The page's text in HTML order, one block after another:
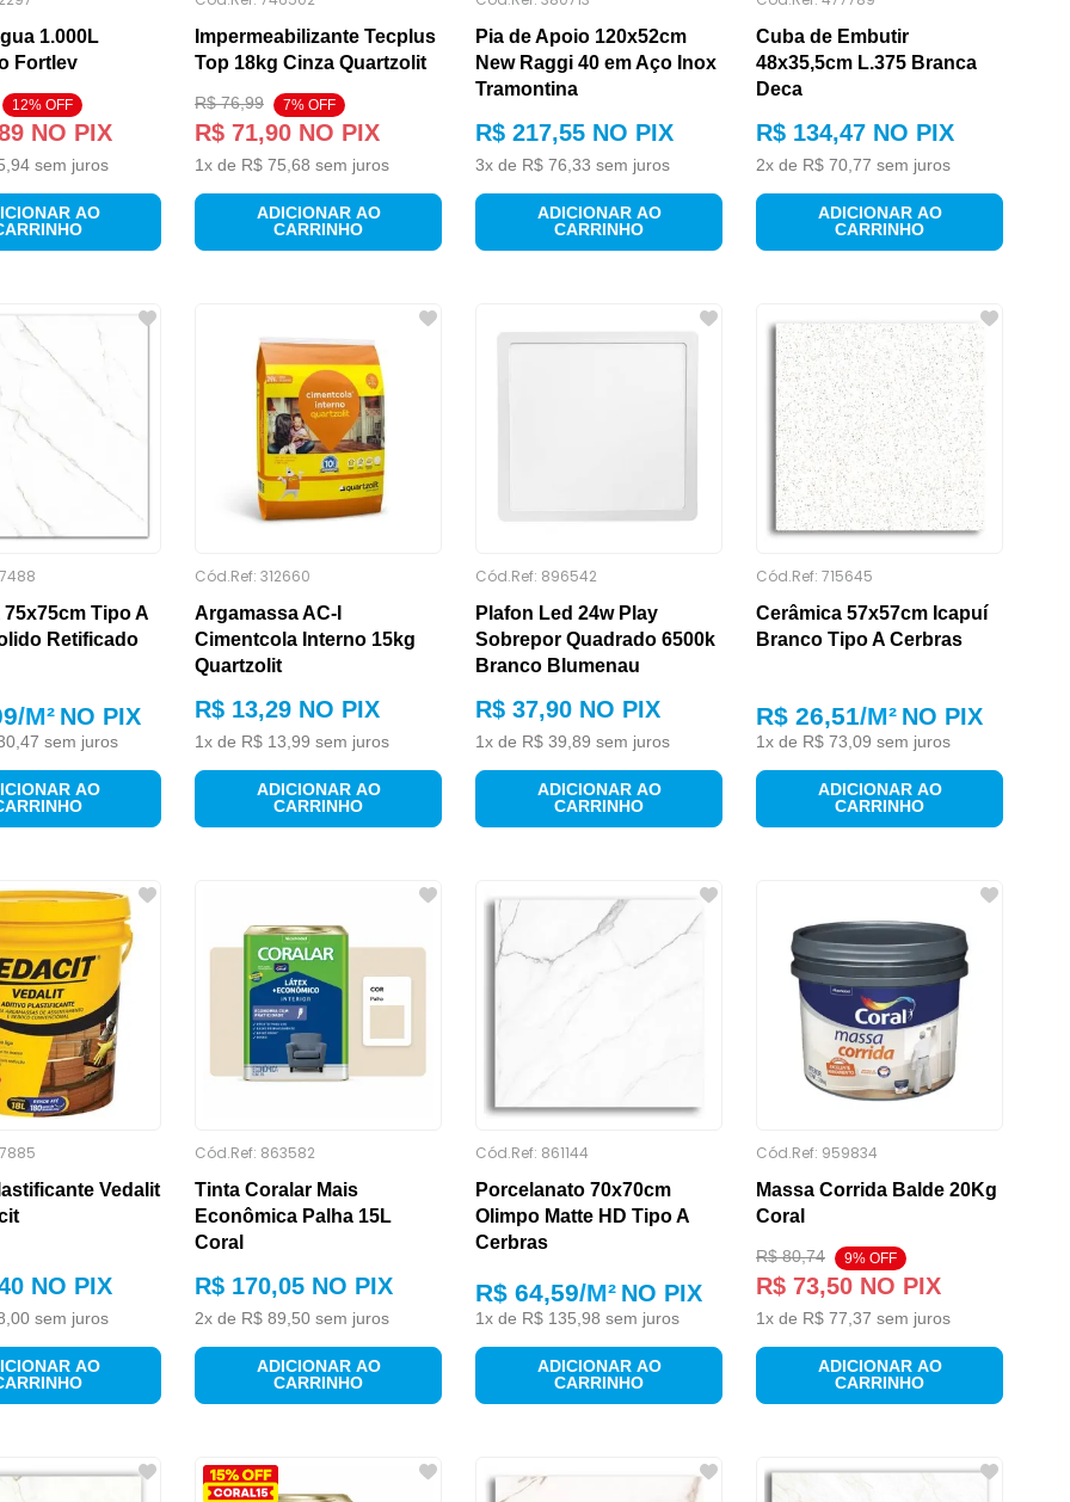
1.000L
Fortlev
12% OFF
NO PIX
94 sem juros
AO
Impermeabilizante Tecplus
Top 18kg Cinza Quartzolit
R$ 76,99 7% OFF
R$ 71,90 NO PIX
1x de R$ 75 68 sem juros
ADICIONAR AO
CARRINHO
Pia de Apoio 120x52cm
New Raggi 40 em Aço Inox
Tramontina
R$ 217,55 NO PIX
3x de R$ 76 33 sem juros
ADICIONAR AO
CARRINHO
Cuba de Embutir
48x35,5cm L.375 Branca
Deca
R$ 134,47 NO PIX
2x de R$ 70 77 sem juros
ADICIONAR AO
CARRINHO
Tipo A
Retificado
/M² NO PIX
47 sem juros
AO
Cód.Ref: 312660
Argamassa AC-I
Cimentcola Interno 15kg
Quartzolit
R$ 13,29 NO PIX
1x de R$ 13 99 sem juros
ADICIONAR AO
CARRINHO
Cód.Ref: 896542
Plafon Led 24w Play
Sobrepor Quadrado 6500k
Branco Blumenau
R$ 37,90 NO PIX
1x de R$ 39 89 sem juros
ADICIONAR AO
CARRINHO
Cód.Ref: 715645
Cerâmica 57x57cm Icapuí
Branco Tipo A Cerbras
R$ 26,51/M² NO PIX
1x de R$ 73 09 sem juros
ADICIONAR AO
CARRINHO
Vedalit
NO PIX
00 sem juros
AO
Cód.Ref: 863582
Tinta Coralar Mais
Econômica Palha 15L
Coral
R$ 170,05 NO PIX
2x de R$ 89 50 sem juros
ADICIONAR AO
CARRINHO
Cód.Ref: 861144
Porcelanato 70x70cm
Olimpo Matte HD Tipo A
Cerbras
R$ 64,59/M² NO PIX
1x de R$ 135 98 sem juros
ADICIONAR AO
CARRINHO
Cód.Ref: 959834
Massa Corrida Balde 20Kg
Coral
R$ 80,74 9% OFF
R$ 73,50 NO PIX
1x de R$ 77 37 sem juros
ADICIONAR AO
CARRINHO